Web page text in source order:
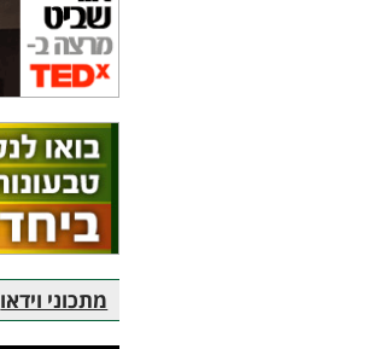
מתכוני וידאו